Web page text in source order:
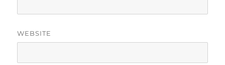
WEBSITE